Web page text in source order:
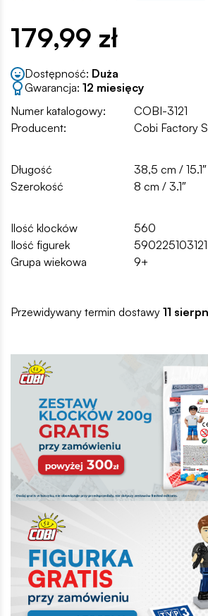
179,99 zł
Dostępność: Duża
Gwarancja: 12 miesięcy
Numer katalogowy:
COBI-3121
Producent:
Cobi Factory
Długość
38,5 cm / 15.1″
Szerokość
8 cm / 3.1″
Ilość klocków
560
Ilość figurek
Grupa wiekowa
9+
Przewidywany termin dostawy 11